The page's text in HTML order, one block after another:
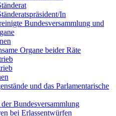
In
Bundesversammlung und
Organe beider Räte
und das Parlamentarische
der Bundesversammlung
bei Erlassentwürfen